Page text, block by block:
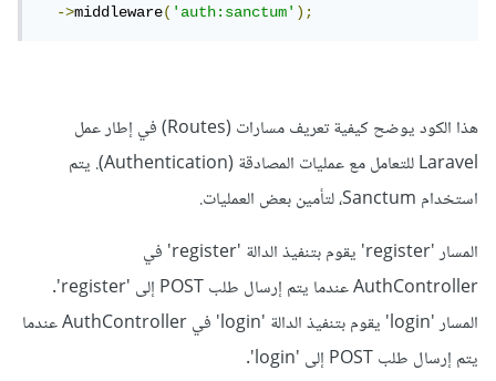
->middleware('auth:sanctum');
هذا الكود يوضح كيفية تعريف مسارات (Routes) في إطار عمل
Laravel للتعامل مع عمليات المصادقة (Authentication). يتم
استخدام Sanctum، لتأمين بعض العمليات.
المسار 'register' يقوم بتنفيذ الدالة 'register' في
AuthController عندما يتم إرسال طلب POST إلى 'register'.
المسار 'login' يقوم بتنفيذ الدالة 'login' في AuthController عندما
يتم إرسال طلب POST إلى 'login'.